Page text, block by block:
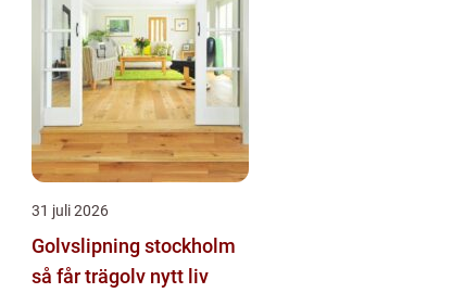
31 juli 2026
Golvslipning stockholm
så får trägolv nytt liv